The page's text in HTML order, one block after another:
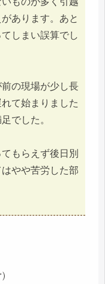
あります。あと
しまい誤算でし
の現場が少し長
て始まりました
でした。
もらえず後日別
やや苦労した部